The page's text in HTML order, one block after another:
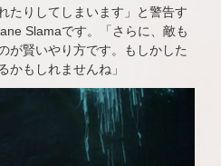
たりしてしまいます」と警告す
Slamaです。「さらに、敵も
が賢いやり方です。もしかした
もしれませんね」